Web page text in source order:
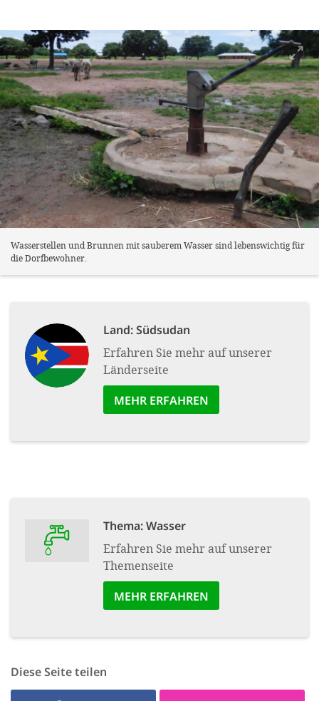
Wasserstellen und Brunnen mit sauberem Wasser sind lebenswichtig für
die Dorfbewohner.
Land:Südsudan
Erfahren Sie mehr auf unserer
Länderseite
MEHR ERFAHREN
Thema: Wasser
Erfahren Sie mehr auf unserer
Themenseite
MEHR ERFAHREN
Diese Seite teilen